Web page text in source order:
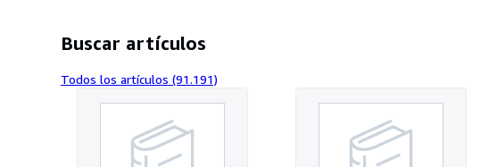
Buscar artículos
Todos los artículos (91.191)